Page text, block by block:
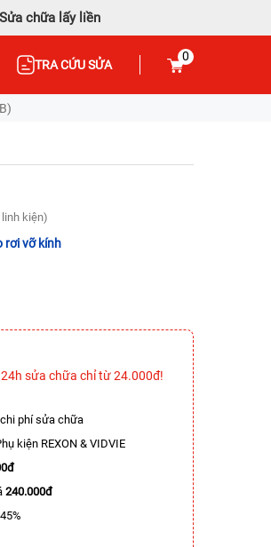
Sửa chữa lấy liền
TRA CỨU SỬA
0
kiện)
rơi vỡ kính
sửa chữa chỉ từ 24.000đ!
chi phí sửa chữa
kiện REXON & VIDVIE
240.000đ